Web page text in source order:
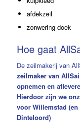
afdekzeil
zonwering doek
Hoe gaat
De zeilmakerij van
zeilmaker van
opnemen en
Hierdoor zijn we
voor Willemstad
Dinteloord)